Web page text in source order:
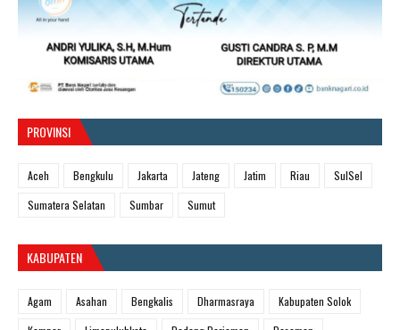
PROVINSI
Aceh Bengkulu Jakarta Jateng Jatim Riau
SulSel
Sumatera Selatan
Sumbar Sumut
KABUPATEN
Agam Asahan Bengkalis Dharmasraya
Kabupaten Solok